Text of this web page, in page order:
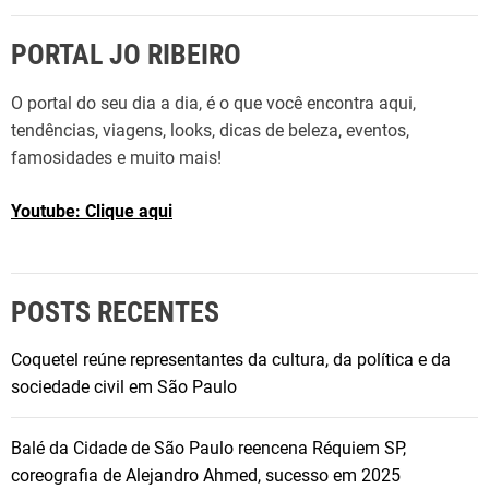
PORTAL JO RIBEIRO
O portal do seu dia a dia, é o que você encontra aqui,
tendências, viagens, looks, dicas de beleza, eventos,
famosidades e muito mais!
Youtube: Clique aqui
POSTS RECENTES
Coquetel reúne representantes da cultura, da política e da
sociedade civil em São Paulo
Balé da Cidade de São Paulo reencena Réquiem SP,
coreografia de Alejandro Ahmed, sucesso em 2025